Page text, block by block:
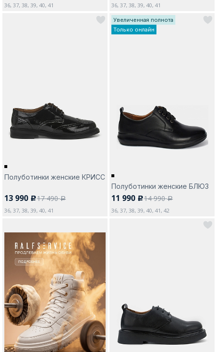
36, 37, 38, 39, 40, 41 36, 37, 38, 39, 40, 41
Полуботинки женские КРИСС
13 990 c17 490a
36, 37, 38, 39, 40, 41
Увеличенная полнота
Только онлайн
Полуботинки женские БЛЮЗ
11 990 c14 990a
36, 37, 38, 39, 40, 41, 42